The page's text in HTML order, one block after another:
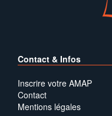
Contact & Infos
Inscrire votre AMAP
Contact
Mentions légales